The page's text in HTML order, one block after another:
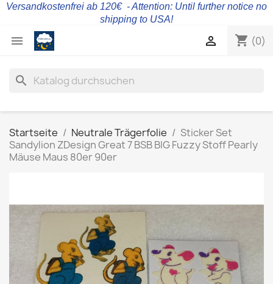
Versandkostenfrei ab 120€ - Attention: Until further notice no
shipping to USA!
 shopping_cart (0)

search
Startseite Neutrale Trägerfolie
Sticker Set
Sandylion ZDesign Great 7 BSB BIG Fuzzy Stoff Pearly
Mäuse Maus 80er 90er